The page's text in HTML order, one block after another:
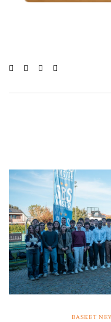
BASKET